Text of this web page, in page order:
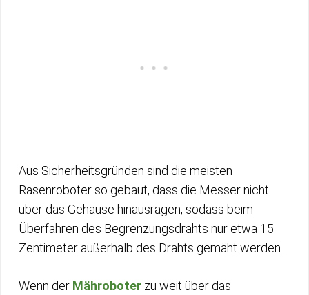
Aus Sicherheitsgründen sind die meisten
Rasenroboter so gebaut, dass die Messer nicht
über das Gehäuse hinausragen, sodass beim
Überfahren des Begrenzungsdrahts nur etwa 15
Zentimeter außerhalb des Drahts gemäht werden.
Wenn der Mähroboter zu weit über das